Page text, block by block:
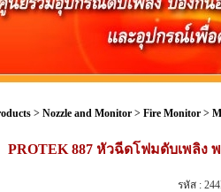
> Nozzle and Monitor > Fire Monitor >
PROTEK 887 หัวฉีดโฟมดับเพลิง
รหัส :